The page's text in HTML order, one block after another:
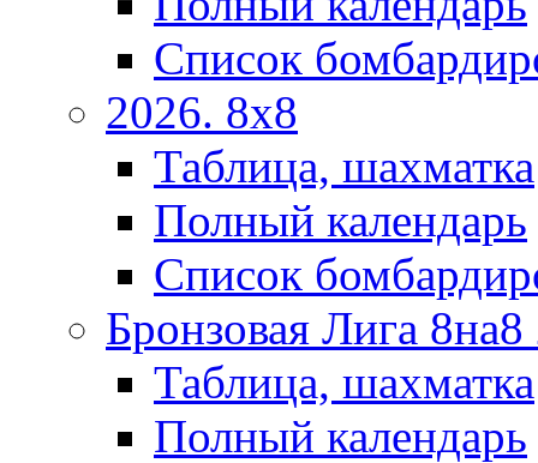
Список
2026. 8х8
Таблица, шахматка
Полный календарь
Список
Бронзовая Лига
Таблица, шахматка
Полный календарь